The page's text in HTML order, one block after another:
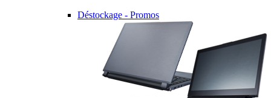
Déstockage - Promos